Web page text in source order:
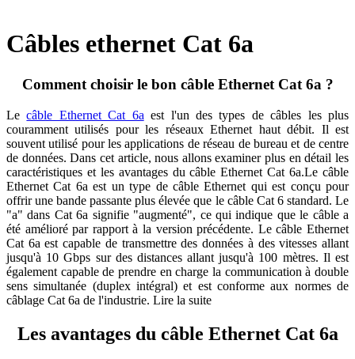
Câbles ethernet Cat 6a
Comment choisir le bon câble Ethernet Cat 6a ?
Lecâble Ethernet Cat 6a est l'un des types de câbles les plus
couramment utilisés pour les réseaux Ethernet haut débit. Il est
souvent utilisé pour les applications de réseau de bureau et de centre
de données. Dans cet article, nous allons examiner plus en détail les
caractéristiques et les avantages du câble Ethernet Cat 6a.Le câble
Ethernet Cat 6a est un type de câble Ethernet qui est conçu pour
offrir une bande passante plus élevée que le câble Cat 6 standard. Le
"a" dans Cat 6a signifie "augmenté", ce qui indique que le câble a
été amélioré par rapport à la version précédente. Le câble Ethernet
Cat 6a est capable de transmettre des données à des vitesses allant
jusqu'à 10 Gbps sur des distances allant jusqu'à 100 mètres. Il est
également capable de prendre en charge la communication à double
sens simultanée (duplex intégral) et est conforme aux normes de
câblage Cat 6a de l'industrie. Lire la suite
Les avantages du câble Ethernet Cat 6a